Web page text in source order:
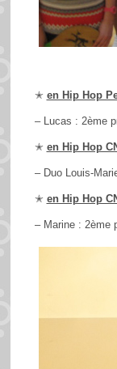
✭ en Hip Hop
– Lucas : 2ème
✭ en Hip Hop
– Duo Louis-
✭ en Hip Hop
– Marine : 2ème